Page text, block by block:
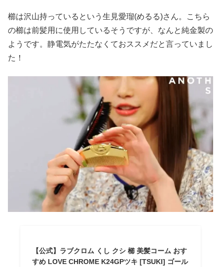
櫛は沢山持っているという生見愛瑠(めるる)さん。こちら
の櫛は前髪用に使用しているそうですが、なんと純金製の
ようです。静電気がたたなくておススメだと言っていまし
た！
【公式】ラブクロム くし クシ 櫛 美髪コーム おす
すめ LOVE CHROME K24GPツキ [TSUKI] ゴール